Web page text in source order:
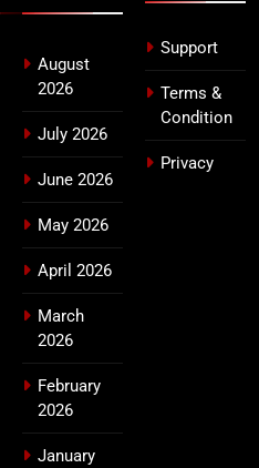
August
2026
July 2026
June 2026
May 2026
April 2026
March
2026
February
2026
January
Support
Terms &
Condition
Privacy